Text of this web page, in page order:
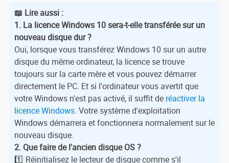
📖 Lire aussi :
1. La licence Windows 10 sera-t-elle transférée sur un
nouveau disque dur ?
Oui, lorsque vous transférez Windows 10 sur un autre
disque du même ordinateur, la licence se trouve
toujours sur la carte mère et vous pouvez démarrer
directement le PC. Et si l'ordinateur vous avertit que
votre Windows n'est pas activé, il suffit de réactiver la
licence Windows. Votre système d'exploitation
Windows démarrera et fonctionnera normalement sur le
nouveau disque.
2. Que faire de l'ancien disque OS ?
1️⃣ Réinitialisez le lecteur de disque comme s'il